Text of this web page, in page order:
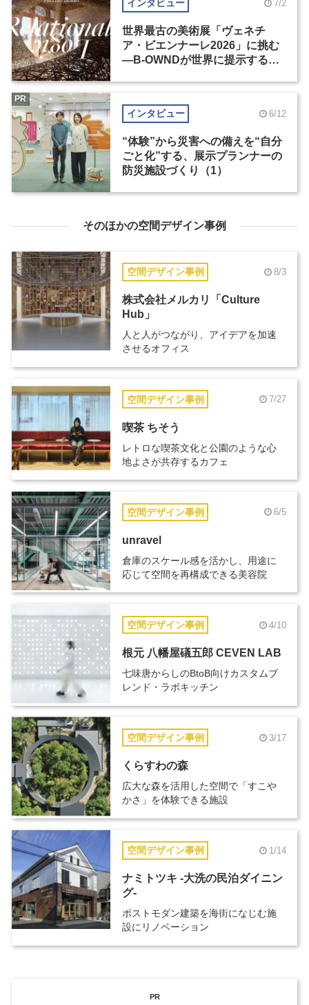
インタビュー 7/2
世界最古の美術展「ヴェネチ
ア・ビエンナーレ2026」に挑む
―B-OWNDが世界に提示する美
インタビュー 6/12
“体験”から災害への備えを“自分
ごと化”する、展示プランナーの
防災施設づくり（1）
PR
そのほかの空間デザイン事例
空間デザイン事例 8/3
株式会社メルカリ「Culture
Hub」
人と人がつながり、アイデアを加速
させるオフィス
空間デザイン事例 7/27
喫茶 ちそう
レトロな喫茶文化と公園のような心
地よさが共存するカフェ
空間デザイン事例 6/5
unravel
倉庫のスケール感を活かし、用途に
応じて空間を再構成できる美容院
空間デザイン事例 4/10
根元 八幡屋礒五郎 CEVEN LAB
七味唐からしのBtoB向けカスタムブ
レンド・ラボキッチン
空間デザイン事例 3/17
くらすわの森
広大な森を活用した空間で「すこや
かさ」を体験できる施設
空間デザイン事例 1/14
ナミトツキ -大洗の民泊ダイニン
グ-
ポストモダン建築を海街になじむ施
設にリノベーション
PR